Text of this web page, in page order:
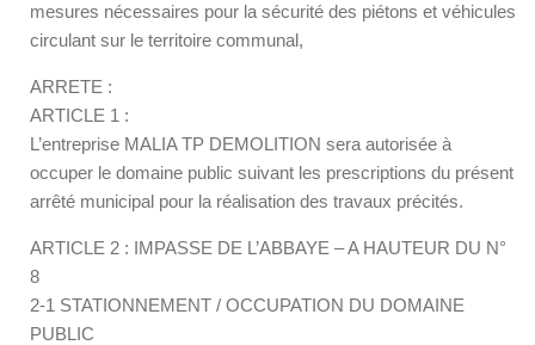
mesures nécessaires pour la sécurité des piétons et véhicules
circulant sur le territoire communal,
ARRETE :
ARTICLE 1 :
L’entreprise MALIA TP DEMOLITION sera autorisée à
occuper le domaine public suivant les prescriptions du présent
arrêté municipal pour la réalisation des travaux précités.
ARTICLE 2 : IMPASSE DE L’ABBAYE – A HAUTEUR DU N°
8
2-1 STATIONNEMENT / OCCUPATION DU DOMAINE
PUBLIC